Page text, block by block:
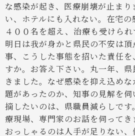
な感染が起き、医療崩壊が止ま
い、ホテルにも入れない。在宅の
４００名を超え、治療も受けられ
明日は我が身かと県民の不安は
事、こうした事態を招いた責任
すか。お答え下さい。丸一年、
きました。なぜ感染を抑え込め
題があったのか、知事の見解を
摘したいのは、県職員減らしで
療現場、専門家のお話を伺って
おっしゃるのは人手が足りない